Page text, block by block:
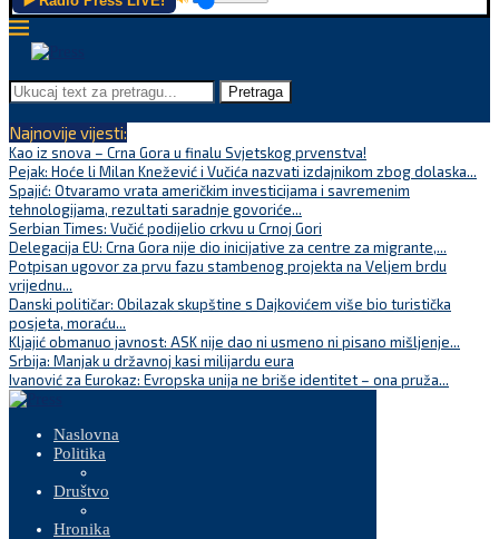
Pretraga
Najnovije vijesti:
Kao iz snova – Crna Gora u finalu Svjetskog prvenstva!
Pejak: Hoće li Milan Knežević i Vučića nazvati izdajnikom zbog dolaska...
Spajić: Otvaramo vrata američkim investicijama i savremenim
tehnologijama, rezultati saradnje govoriće...
Serbian Times: Vučić podijelio crkvu u Crnoj Gori
Delegacija EU: Crna Gora nije dio inicijative za centre za migrante,...
Potpisan ugovor za prvu fazu stambenog projekta na Veljem brdu
vrijednu...
Danski političar: Obilazak skupštine s Dajkovićem više bio turistička
posjeta, moraću...
Kljajić obmanuo javnost: ASK nije dao ni usmeno ni pisano mišljenje...
Srbija: Manjak u državnoj kasi milijardu eura
Ivanović za Eurokaz: Evropska unija ne briše identitet – ona pruža...
Naslovna
Politika
Društvo
Hronika